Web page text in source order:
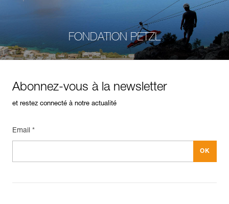
FONDATION PETZL
Abonnez-vous à la newsletter
et restez connecté à notre actualité
Email *